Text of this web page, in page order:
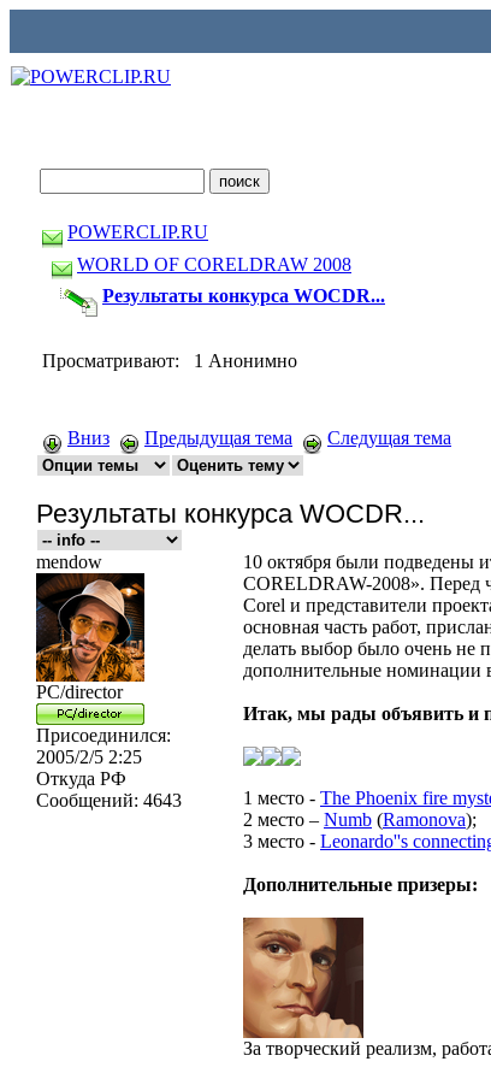
POWERCLIP.RU
WORLD OF CORELDRAW 2008
Результаты конкурса WOCDR...
Просматривают: 1 Анонимно
Вниз Предыдущая тема Следущая тема
Результаты конкурса WOCDR...
mendow
PC/director
Присоединился:
2005/2/5 2:25
Откуда РФ
Сообщений: 4643
10 октября были подведены
CORELDRAW-2008». Перед
Corel и представители
основная часть работ,
делать выбор было очень не
дополнительные номинации
Итак, мы рады объявить и
1 место - The Phoenix fire
2 место – Numb (Ramonova);
3 место - Leonardo''s
Дополнительные призеры:
За творческий реализм,